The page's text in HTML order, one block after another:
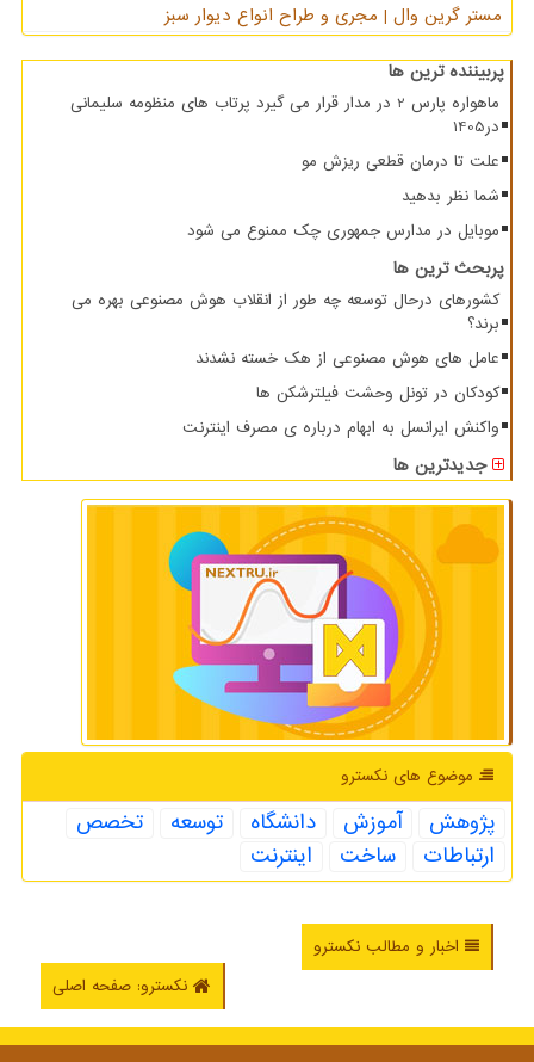
مستر گرین وال | مجری و طراح انواع دیوار سبز
پربیننده ترین ها
ماهواره پارس 2 در مدار قرار می گیرد پرتاب های منظومه سلیمانی
در1405
علت تا درمان قطعی ریزش مو
شما نظر بدهید
موبایل در مدارس جمهوری چک ممنوع می شود
پربحث ترین ها
کشورهای درحال توسعه چه طور از انقلاب هوش مصنوعی بهره می
برند؟
عامل های هوش مصنوعی از هک خسته نشدند
کودکان در تونل وحشت فیلترشکن ها
واکنش ایرانسل به ابهام درباره ی مصرف اینترنت
جدیدترین ها
موضوع های نكسترو
پژوهش آموزش دانشگاه توسعه
تخصص
ارتباطات
ساخت اینترنت
اخبار و مطالب نکسترو
نکسترو: صفحه اصلی